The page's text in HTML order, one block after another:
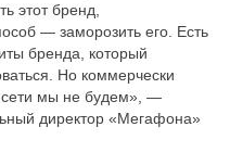
этот бренд,
— заморозить его. Есть
бренда, который
Но коммерчески
сети мы не будем», —
директор «Мегафона»